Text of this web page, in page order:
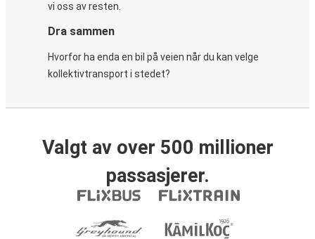
vi oss av resten.
Dra sammen
Hvorfor ha enda en bil på veien når du kan velge
kollektivtransport i stedet?
Valgt av over 500 millioner
passasjerer.